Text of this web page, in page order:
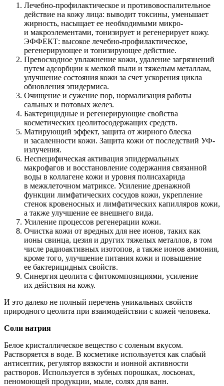
Лечебно-профилактическое и противовоспалительное
действие на кожу лица: выводит токсины, уменьшает
жирность, насыщает ее необходимыми микро-
и макроэлементами, тонизирует и регенерирует кожу.
ЭФФЕКТ: высокое лечебно-профилактическое,
регенерирующее и тонизирующее действие.
Превосходное увлажнение кожи, удаление загрязнений
путем адсорбции к мелкой пыли и тяжелым металлам,
улучшение состояния кожи за счет ускорения цикла
обновления эпидермиса.
Очищение и сужение пор, нормализация работы
сальных и потовых желез.
Бактерицидные и регенерирующие свойства
косметических цеолитосодержащих средств.
Матирующий эффект, защита от жирного блеска
и засаленности кожи. Защита кожи от последствий УФ-
излучения.
Неспецифическая активация эпидермальных
макрофагов и восстановление содержания связанной
воды в коллагене кожи и уровня полисахарида
в межклеточном матриксе. Усиление дренажной
функции лимфатических сосудов кожи, укрепление
стенок кровеносных и лимфатических капилляров кожи,
а также улучшение ее внешнего вида.
Усиление процессов регенерации кожи.
Очистка кожи от вредных для нее ионов, таких как
ионы свинца, цезия и других тяжелых металлов, в том
числе радиоактивных изотопов, а также ионов аммония,
кроме того, улучшение питания кожи и повышение
ее бактерицидных свойств.
Синергия цеолита с фитокомпозициями, усиление
их действия на кожу.
И это далеко не полный перечень уникальных свойств
природного цеолита при взаимодействии с кожей человека.
Соли натрия
Белое кристаллическое вещество с соленым вкусом.
Растворяется в воде. В косметике используется как слабый
антисептик, регулятор вязкости и ионной активности
растворов. Используется в зубных порошках, лосьонах,
пеномоющей продукции, мыле, солях для ванн.